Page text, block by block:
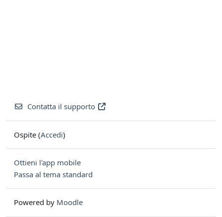
Contatta il supporto
Ospite (Accedi)
Ottieni l'app mobile
Passa al tema standard
Powered by Moodle